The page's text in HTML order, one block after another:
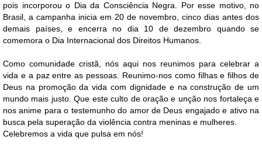
pois incorporou o Dia da Consciência Negra. Por esse motivo, no
Brasil, a campanha inicia em 20 de novembro, cinco dias antes dos
demais países, e encerra no dia 10 de dezembro quando se
comemora o Dia Internacional dos Direitos Humanos.
Como comunidade cristã, nós aqui nos reunimos para celebrar a
vida e a paz entre as pessoas. Reunimo-nos como filhas e filhos de
Deus na promoção da vida com dignidade e na construção de um
mundo mais justo. Que este culto de oração e unção nos fortaleça e
nos anime para o testemunho do amor de Deus engajado e ativo na
busca pela superação da violência contra meninas e mulheres.
Celebremos a vida que pulsa em nós!